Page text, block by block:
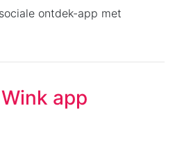
ontdek-app met
app